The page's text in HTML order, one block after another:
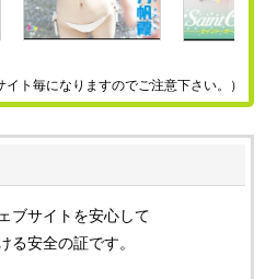
イト毎になりますのでご注意下さい。）
ブサイトを安心して
る安全の証です。